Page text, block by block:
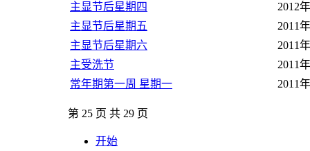
主显节后星期四
2012
主显节后星期五
2011
主显节后星期六
2011
主受洗节
2011
常年期第一周 星期一
2011
第 25 页 共 29 页
开始